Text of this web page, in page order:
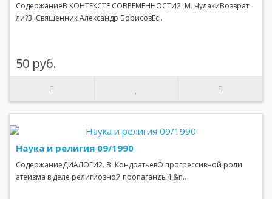
СодержаниеВ КОНТЕКСТЕ СОВРЕМЕННОСТИ2. М. ЧулакиВозврат
ли?3. Священник Александр БорисовЕс..
50 руб.
Наука и религия 09/1990
СодержаниеДИАЛОГИ2. В. КондратьевО прогрессивной роли
атеизма в деле религиозной пропаганды4.&n..